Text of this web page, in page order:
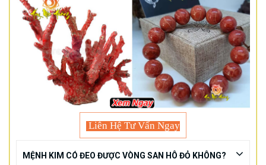
Liên Hệ Tư Vấn Ngay
MỆNH KIM CÓ ĐEO ĐƯỢC VÒNG SAN HÔ ĐỎ KHÔNG?